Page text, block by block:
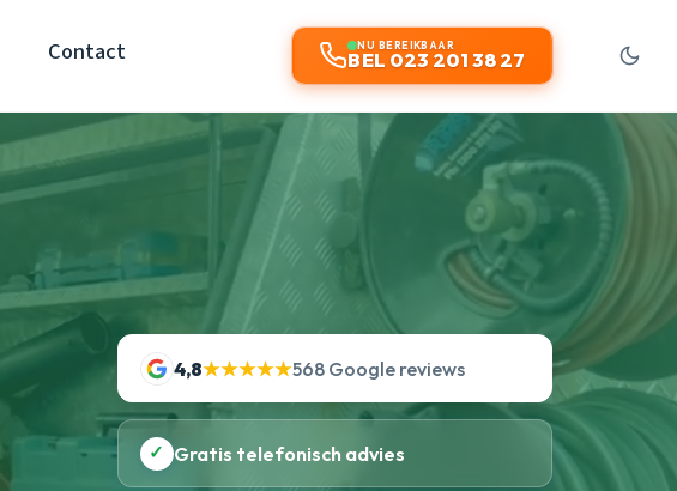
Contact NU BEREIKBAAR
BEL 023 201 38 27
4,8★★★★★568 Google reviews
✓ Gratis telefonisch advies